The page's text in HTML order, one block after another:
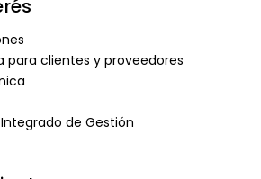
clientes y proveedores
de Gestión